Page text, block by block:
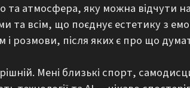
та атмосфера, яку можна відчути
всім, що поєднує естетику з
і розмови, після яких є про що
Мені близькі спорт,